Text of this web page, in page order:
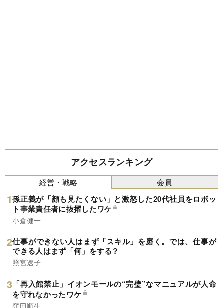
アクセスランキング
経営・戦略
孫正義が「顔も見たくない」と激怒した20代社員をロボッ
ト事業責任者に抜擢したワケ
小倉健一
仕事ができない人はまず「スキル」を磨く。では、仕事が
できる人はまず「何」をする？
照宮遼子
「再入館禁止」イオンモールの“完璧”なマニュアルが人命
を守れなかったワケ
窪田順生
会員